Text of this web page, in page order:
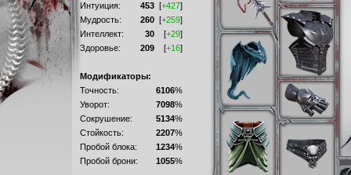
Интуиция:
453 [+427]
Мудрость:
260 [+259]
Интеллект:
30 [+29]
Здоровье:
209 [+16]
Модификаторы:
Точность:
6106%
Уворот:
7098%
Сокрушение:
5134%
Стойкость:
2207%
Пробой блока:
1234%
Пробой брони:
1055%